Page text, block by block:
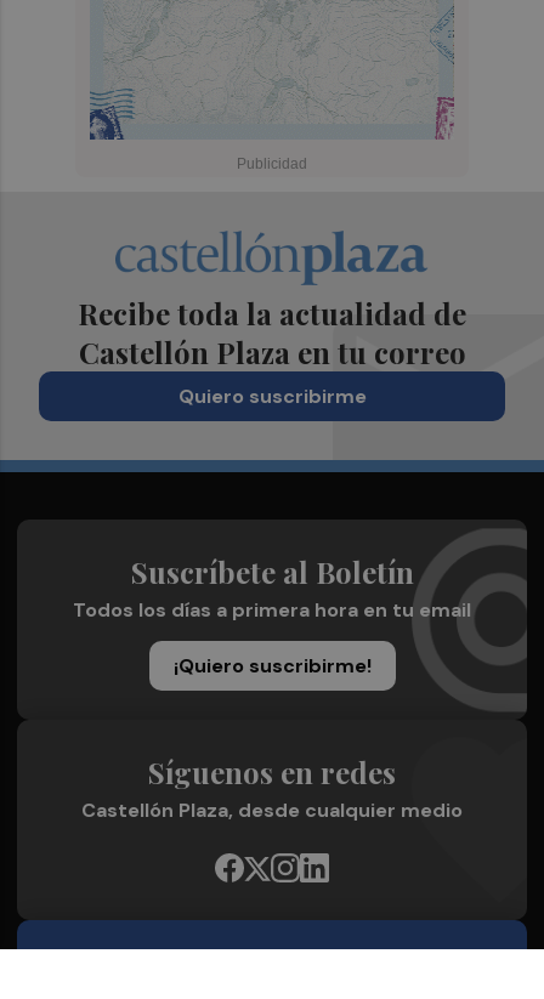
Recibe toda la actualidad de
Castellón Plaza en tu correo
Quiero suscribirme
Suscríbete al Boletín
Todos los días a primera hora en tu email
¡Quiero suscribirme!
Síguenos en redes
Castellón Plaza, desde cualquier medio